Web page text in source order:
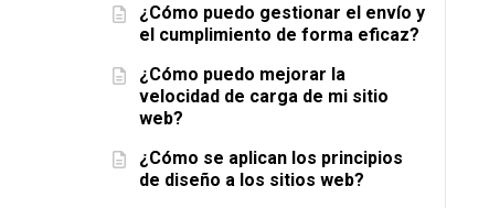
¿Cómo puedo gestionar el envío y
el cumplimiento de forma eficaz?
¿Cómo puedo mejorar la
velocidad de carga de mi sitio
web?
¿Cómo se aplican los principios
de diseño a los sitios web?